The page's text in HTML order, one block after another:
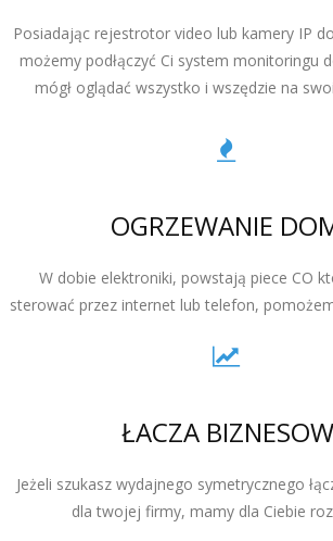
Posiadając rejestrotor video lub kamery IP
możemy podłączyć Ci system monitoringu
mógł oglądać wszystko i wszędzie na
OGRZEWANIE
W dobie elektroniki, powstają piece CO
sterować przez internet lub telefon,
ŁACZA
Jeżeli szukasz wydajnego symetrycznego
dla twojej firmy, mamy dla Ciebie